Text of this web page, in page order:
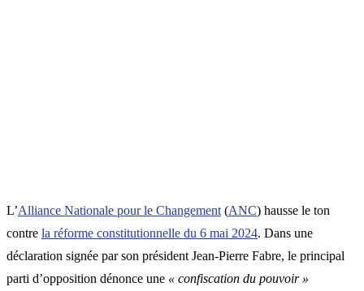
L’Alliance Nationale pour le Changement (ANC) hausse le ton
contre la réforme constitutionnelle du 6 mai 2024. Dans une
déclaration signée par son président Jean-Pierre Fabre, le principal
parti d’opposition dénonce une « confiscation du pouvoir »